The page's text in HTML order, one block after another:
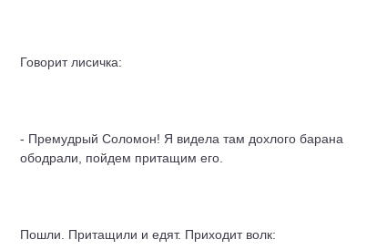
Говорит лисичка:
- Премудрый Соломон! Я видела там дохлого барана
ободрали, пойдем притащим его.
Пошли. Притащили и едят. Приходит волк: